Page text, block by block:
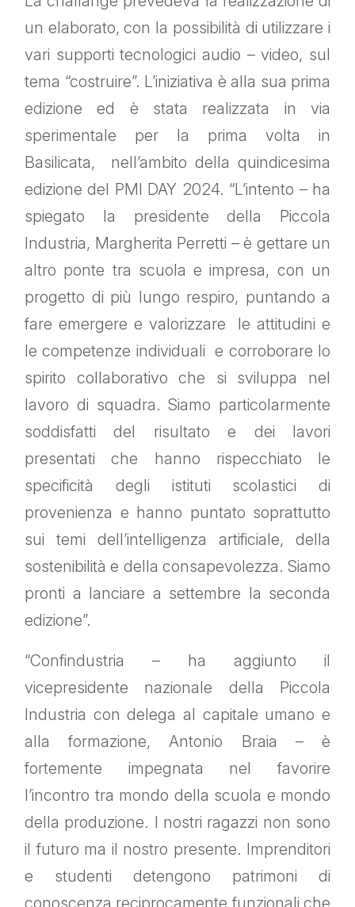
un elaborato, con la possibilità di utilizzare i
vari supporti tecnologici audio – video, sul
tema “costruire”. L’iniziativa è alla sua prima
edizione ed è stata realizzata in via
sperimentale per la prima volta in
Basilicata, nell’ambito della quindicesima
edizione del PMI DAY 2024. “L’intento – ha
spiegato la presidente della Piccola
Industria, Margherita Perretti – è gettare un
altro ponte tra scuola e impresa, con un
progetto di più lungo respiro, puntando a
fare emergere e valorizzare le attitudini e
le competenze individuali e corroborare lo
spirito collaborativo che si sviluppa nel
lavoro di squadra. Siamo particolarmente
soddisfatti del risultato e dei lavori
presentati che hanno rispecchiato le
specificità degli istituti scolastici di
provenienza e hanno puntato soprattutto
sui temi dell’intelligenza artificiale, della
sostenibilità e della consapevolezza. Siamo
pronti a lanciare a settembre la seconda
edizione”.
“Confindustria – ha aggiunto il
vicepresidente nazionale della Piccola
Industria con delega al capitale umano e
alla formazione, Antonio Braia – è
fortemente impegnata nel favorire
l’incontro tra mondo della scuola e mondo
della produzione. I nostri ragazzi non sono
il futuro ma il nostro presente. Imprenditori
e studenti detengono patrimoni di
conoscenza reciprocamente funzionali che